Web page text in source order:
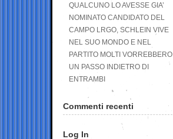
QUALCUNO LO AVESSE GIA’
NOMINATO CANDIDATO DEL
CAMPO LRGO, SCHLEIN VIVE
NEL SUO MONDO E NEL
PARTITO MOLTI VORREBBERO
UN PASSO INDIETRO DI
ENTRAMBI
Commenti recenti
Log In